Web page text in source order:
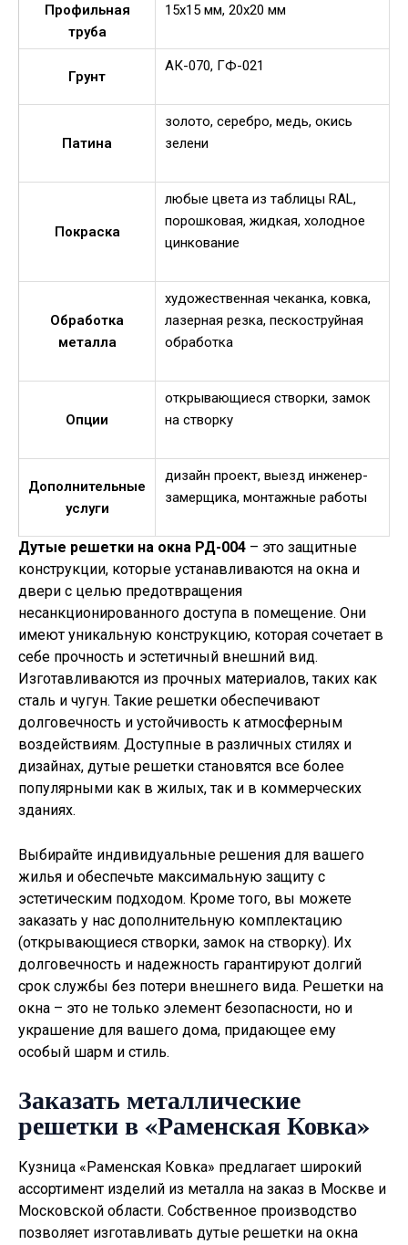
Профильная
труба
15х15 мм, 20х20 мм
Грунт
АК-070, ГФ-021
Патина
золото, серебро, медь, окись
зелени
Покраска
любые цвета из таблицы RAL,
порошковая, жидкая, холодное
цинкование
Обработка
металла
художественная чеканка, ковка,
лазерная резка, пескоструйная
обработка
Опции
открывающиеся створки, замок
на створку
Дополнительные
услуги
дизайн проект, выезд инженер-
замерщика, монтажные работы
Дутые решетки на окна РД-004 – это защитные
конструкции, которые устанавливаются на окна и
двери с целью предотвращения
несанкционированного доступа в помещение. Они
имеют уникальную конструкцию, которая сочетает в
себе прочность и эстетичный внешний вид.
Изготавливаются из прочных материалов, таких как
сталь и чугун. Такие решетки обеспечивают
долговечность и устойчивость к атмосферным
воздействиям. Доступные в различных стилях и
дизайнах, дутые решетки становятся все более
популярными как в жилых, так и в коммерческих
зданиях.
Выбирайте индивидуальные решения для вашего
жилья и обеспечьте максимальную защиту с
эстетическим подходом. Кроме того, вы можете
заказать у нас дополнительную комплектацию
(открывающиеся створки, замок на створку). Их
долговечность и надежность гарантируют долгий
срок службы без потери внешнего вида. Решетки на
окна – это не только элемент безопасности, но и
украшение для вашего дома, придающее ему
особый шарм и стиль.
Заказать металлические
решетки в «Раменская Ковка»
Кузница «Раменская Ковка» предлагает широкий
ассортимент изделий из металла на заказ в Москве и
Московской области. Собственное производство
позволяет изготавливать дутые решетки на окна